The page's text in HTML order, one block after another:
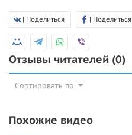
| Поделиться | Поделиться
Отзывы читателей (0)
Сортировать по
Похожие видео